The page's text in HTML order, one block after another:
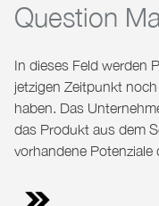
Question
In dieses Feld werden
jetzigen Zeitpunkt
haben. Das
das Produkt aus dem
vorhandene